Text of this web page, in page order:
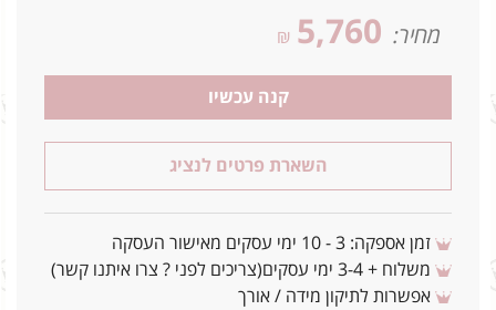
מחיר: 5,760
₪
קנה עכשיו
השארת פרטים לנציג
זמן אספקה: 3 - 10 ימי עסקים מאישור העסקה
משלוח + 3-4 ימי עסקים(צריכים לפני ? צרו איתנו קשר)
אפשרות לתיקון מידה / אורך